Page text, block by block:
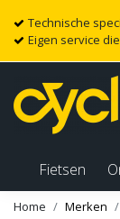
Technische
Eigen service
Fietsen
Home Merken